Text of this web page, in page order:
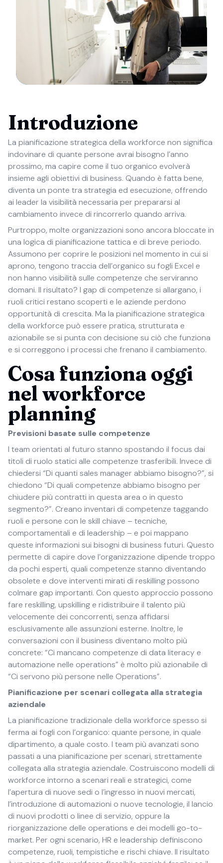
Introduzione
La pianificazione strategica della workforce non significa
indovinare di quante persone avrai bisogno l’anno
prossimo, ma capire come il tuo organico evolverà
insieme agli obiettivi di business. Quando è fatta bene,
diventa un ponte tra strategia ed esecuzione, offrendo
ai leader la visibilità necessaria per prepararsi al
cambiamento invece di rincorrerlo quando arriva.
Purtroppo, molte organizzazioni sono ancora bloccate in
una logica di pianificazione tattica e di breve periodo.
Assumono per coprire le posizioni nel momento in cui si
aprono, tengono traccia dell’organico su fogli Excel e
non hanno visibilità sulle competenze che serviranno
domani. Il risultato? I gap di competenze si allargano, i
ruoli critici restano scoperti e le aziende perdono
opportunità di crescita. Ma la pianificazione strategica
della workforce può essere pratica, strutturata e
azionabile se si punta con decisione su ciò che funziona
e si correggono i processi che frenano il cambiamento.
Cosa funziona oggi
nel workforce
planning
Previsioni basate sulle competenze
I team orientati al futuro stanno spostando il focus dai
titoli di ruolo statici alle competenze trasferibili. Invece di
chiedersi “Di quanti sales manager abbiamo bisogno?”, si
chiedono “Di quali competenze abbiamo bisogno per
chiudere più contratti in questa area o in questo
segmento?”. Creano inventari di competenze taggando
ruoli e persone con le skill chiave – tecniche,
comportamentali e di leadership – e poi mappano
queste informazioni sui bisogni di business futuri. Questo
permette di capire dove l’organizzazione dipende troppo
da pochi esperti, quali competenze stanno diventando
obsolete e dove interventi mirati di reskilling possono
colmare gap importanti. Con questo approccio possono
fare reskilling, upskilling e ridistribuire il talento più
velocemente dei concorrenti, senza affidarsi
esclusivamente alle assunzioni esterne. Inoltre, le
conversazioni con il business diventano molto più
concrete: “Ci mancano competenze di data literacy e
automazione nelle operations” è molto più azionabile di
“Ci servono più persone nelle Operations”.
Pianificazione per scenari collegata alla strategia
aziendale
La pianificazione tradizionale della workforce spesso si
ferma ai fogli con l’organico: quante persone, in quale
dipartimento, a quale costo. I team più avanzati sono
passati a una pianificazione per scenari, strettamente
collegata alla strategia aziendale. Costruiscono modelli di
workforce intorno a scenari reali e strategici, come
l’apertura di nuove sedi o l’ingresso in nuovi mercati,
l’introduzione di automazioni o nuove tecnologie, il lancio
di nuovi prodotti o linee di servizio, oppure la
riorganizzazione delle operations e dei modelli go-to-
market. Per ogni scenario, HR e leadership definiscono
competenze, ruoli, tempistiche e rischi chiave. Il risultato